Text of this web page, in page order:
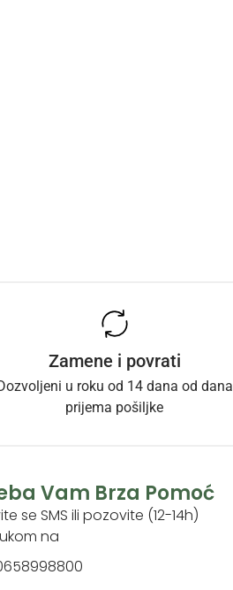
Zamene i povrati
u roku od 14 dana od dana
prijema pošiljke
Vam Brza Pomoć
se SMS ili pozovite (12-14h)
na